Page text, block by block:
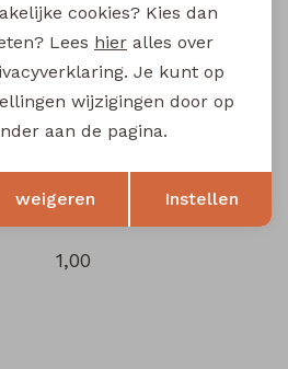
506331BB W20264 baby jongens lange broek Denim black
flinq
16,99
flinq
1,00
Opslaan
cookies? Kies dan
Lees hier alles over
Je kunt op
wijzigingen door op
aan de pagina.
weigeren Instellen